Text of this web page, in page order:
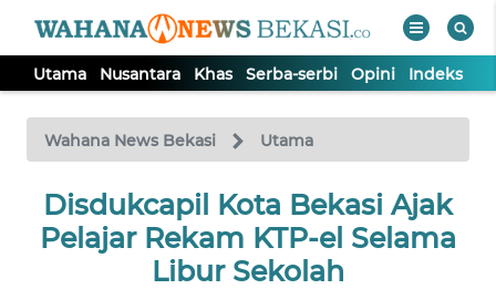
Utama Nusantara Khas Serba-serbi Opini Indeks
Wahana News Bekasi Utama
Disdukcapil Kota Bekasi Ajak
Pelajar Rekam KTP-el Selama
Libur Sekolah
TV
Tutup
UTAMA